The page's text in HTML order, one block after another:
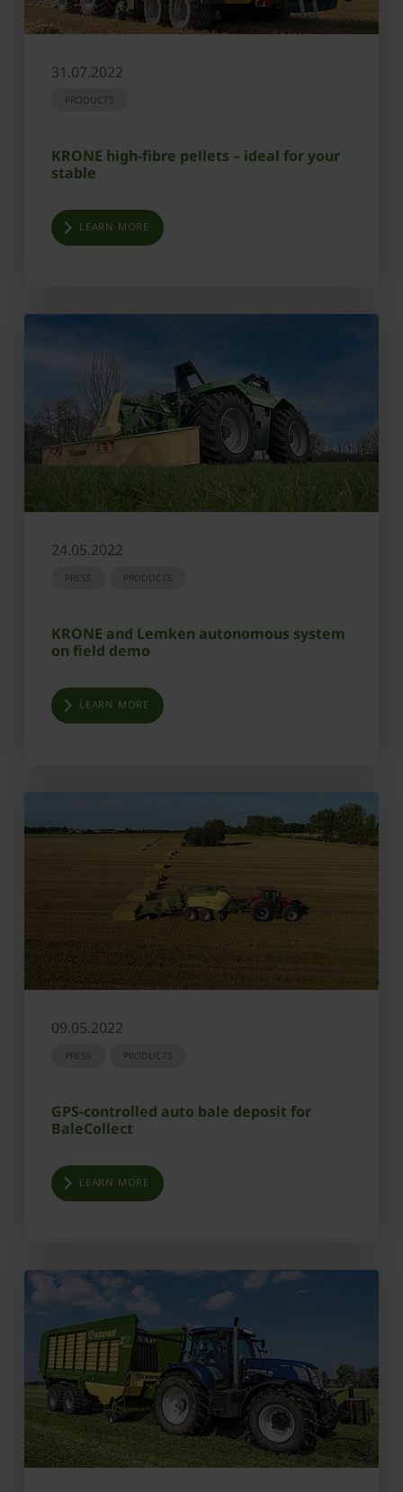
31.07.2022
PRODUCTS
KRONE high-fibre pellets – ideal for your
stable
LEARN MORE
24.05.2022
PRESS PRODUCTS
KRONE and Lemken autonomous system
on field demo
LEARN MORE
09.05.2022
PRESS PRODUCTS
GPS-controlled auto bale deposit for
BaleCollect
LEARN MORE